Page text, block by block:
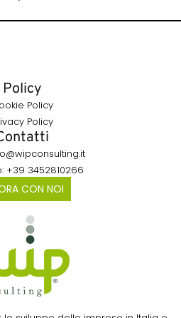
Policy
Policy
Policy
+39 3452810266
CON NOI